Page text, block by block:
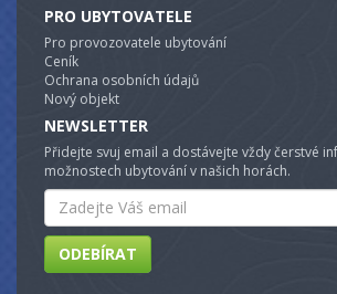
PRO UBYTOVATELE
Pro provozovatele ubytování
Ceník
Ochrana osobních údajů
Nový objekt
NEWSLETTER
Přidejte svuj email a dostávejte vždy čerstvé
možnostech ubytování v našich horách.
Email
ODEBÍRAT